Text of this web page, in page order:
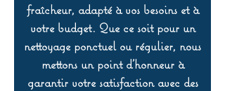
fraîcheur, adapté à vos besoins et à
votre budget. Que ce soit pour un
nettoyage ponctuel ou régulier, nous
mettons un point d’honneur à
garantir votre satisfaction avec des